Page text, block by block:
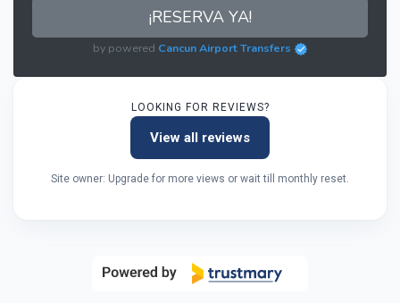
¡RESERVA YA!
by powered Cancun Airport Transfers
LOOKING FOR REVIEWS?
View all reviews
Site owner: Upgrade for more views or wait till monthly reset.